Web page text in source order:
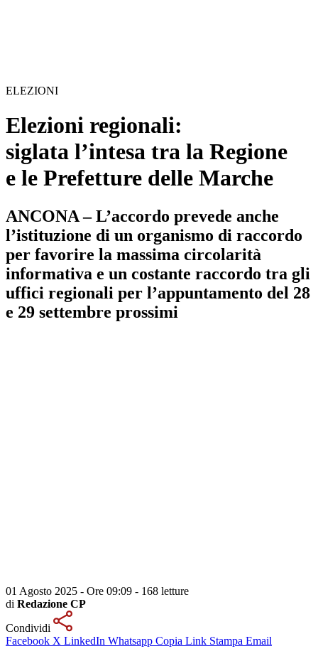
ELEZIONI
Elezioni regionali:
siglata l’intesa tra la Regione
e le Prefetture delle Marche
ANCONA – L’accordo prevede anche
l’istituzione di un organismo di raccordo
per favorire la massima circolarità
informativa e un costante raccordo tra gli
uffici regionali per l’appuntamento del 28
e 29 settembre prossimi
01 Agosto 2025 - Ore 09:09 - 168 letture
di Redazione CP
Condividi
Facebook X LinkedIn Whatsapp Copia Link Stampa Email